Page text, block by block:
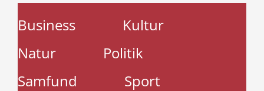
Business
Kultur
Natur
Politik
Samfund
Sport